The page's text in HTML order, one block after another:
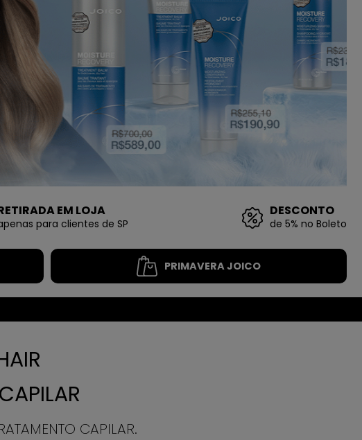
EM LOJA
para clientes de SP
DESCONTO
de 5% no Boleto
PRIMAVERA JOICO
CAPILAR.